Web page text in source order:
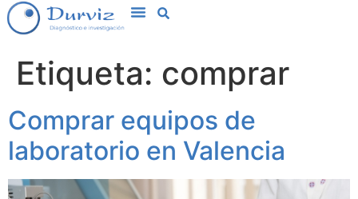
Etiqueta: comprar
Comprar equipos de
laboratorio en Valencia